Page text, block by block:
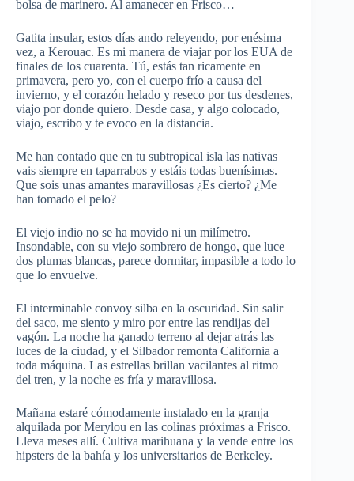
bolsa de marinero. Al amanecer en Frisco…
Gatita insular, estos días ando releyendo, por enésima
vez, a Kerouac. Es mi manera de viajar por los EUA de
finales de los cuarenta. Tú, estás tan ricamente en
primavera, pero yo, con el cuerpo frío a causa del
invierno, y el corazón helado y reseco por tus desdenes,
viajo por donde quiero. Desde casa, y algo colocado,
viajo, escribo y te evoco en la distancia.
Me han contado que en tu subtropical isla las nativas
vais siempre en taparrabos y estáis todas buenísimas.
Que sois unas amantes maravillosas ¿Es cierto? ¿Me
han tomado el pelo?
El viejo indio no se ha movido ni un milímetro.
Insondable, con su viejo sombrero de hongo, que luce
dos plumas blancas, parece dormitar, impasible a todo lo
que lo envuelve.
El interminable convoy silba en la oscuridad. Sin salir
del saco, me siento y miro por entre las rendijas del
vagón. La noche ha ganado terreno al dejar atrás las
luces de la ciudad, y el Silbador remonta California a
toda máquina. Las estrellas brillan vacilantes al ritmo
del tren, y la noche es fría y maravillosa.
Mañana estaré cómodamente instalado en la granja
alquilada por Merylou en las colinas próximas a Frisco.
Lleva meses allí. Cultiva marihuana y la vende entre los
hipsters de la bahía y los universitarios de Berkeley.